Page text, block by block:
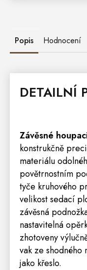
Popis Hodnocení
DETAILNÍ
Závěsné
konstrukčně
materiálu
povětrnostním
tyče kruhového
velikost sedací
závěsná
nastavitelná
zhotoveny
vak ze
jako křeslo.